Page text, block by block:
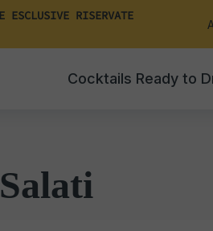
RISERVATE
Cocktails Ready to